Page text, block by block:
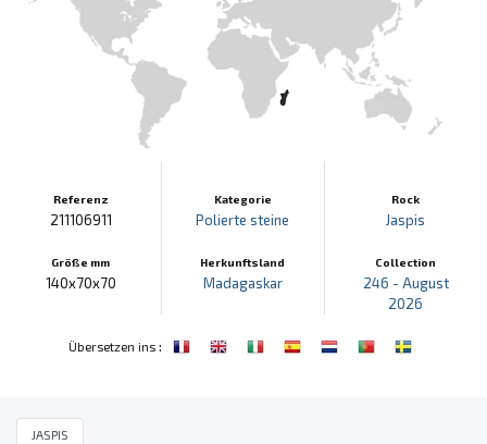
Referenz
211106911
Größe mm
140x70x70
Kategorie
Polierte steine
Herkunftsland
Madagaskar
Rock
Jaspis
Collection
246 - August
2026
Übersetzen ins:
JASPIS